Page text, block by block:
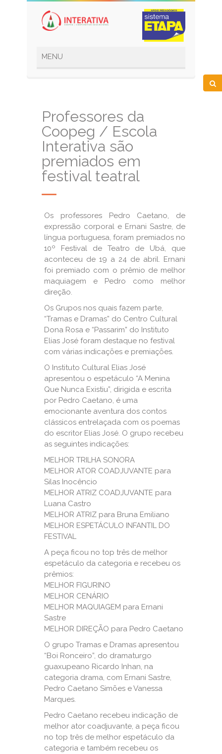
Professores da
Coopeg / Escola
Interativa são
premiados em
festival teatral
Os professores Pedro Caetano, de
expressão corporal e Ernani Sastre, de
língua portuguesa, foram premiados no
10º Festival de Teatro de Ubá, que
aconteceu de 19 a 24 de abril. Ernani
foi premiado com o prêmio de melhor
maquiagem e Pedro como melhor
direção.
Os Grupos nos quais fazem parte,
“Tramas e Dramas” do Centro Cultural
Dona Rosa e “Passarim” do Instituto
Elias José foram destaque no festival
com várias indicações e premiações.
O Instituto Cultural Elias José
apresentou o espetáculo “A Menina
Que Nunca Existiu”, dirigida e escrita
por Pedro Caetano, é uma
emocionante aventura dos contos
clássicos entrelaçada com os poemas
do escritor Elias José. O grupo recebeu
as seguintes indicações:
MELHOR TRILHA SONORA
MELHOR ATOR COADJUVANTE para
Silas Inocêncio
MELHOR ATRIZ COADJUVANTE para
Luana Castro
MELHOR ATRIZ para Bruna Emiliano
MELHOR ESPETÁCULO INFANTIL DO
FESTIVAL
A peça ficou no top três de melhor
espetáculo da categoria e recebeu os
prêmios:
MELHOR FIGURINO
MELHOR CENÁRIO
MELHOR MAQUIAGEM para Ernani
Sastre
MELHOR DIREÇÃO para Pedro Caetano
O grupo Tramas e Dramas apresentou
“Boi Ronceiro”, do dramaturgo
guaxupeano Ricardo Inhan, na
categoria drama, com Ernani Sastre,
Pedro Caetano Simões e Vanessa
Marques.
Pedro Caetano recebeu indicação de
melhor ator coadjuvante, a peça ficou
no top três de melhor espetáculo da
categoria e também recebeu os